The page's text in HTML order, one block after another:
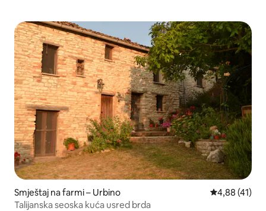
Smještaj na farmi – Urbino Prosječna
4,88 (41)
Talijanska seoska kuća usred brda